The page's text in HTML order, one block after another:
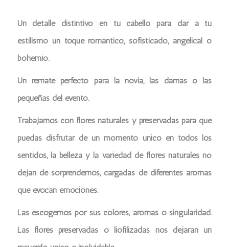
Un detalle distintivo en tu cabello para dar a tu
estilismo un toque romántico, sofisticado, angelical o
bohemio.
Un remate perfecto para la novia, las damas o las
pequeñas del evento.
Trabajamos con flores naturales y preservadas para que
puedas disfrutar de un momento único en todos los
sentidos, la belleza y la variedad de flores naturales no
dejan de sorprendernos, cargadas de diferentes aromas
que evocan emociones.
Las escogemos por sus colores, aromas o singularidad.
Las flores preservadas o liofilizadas nos dejaran un